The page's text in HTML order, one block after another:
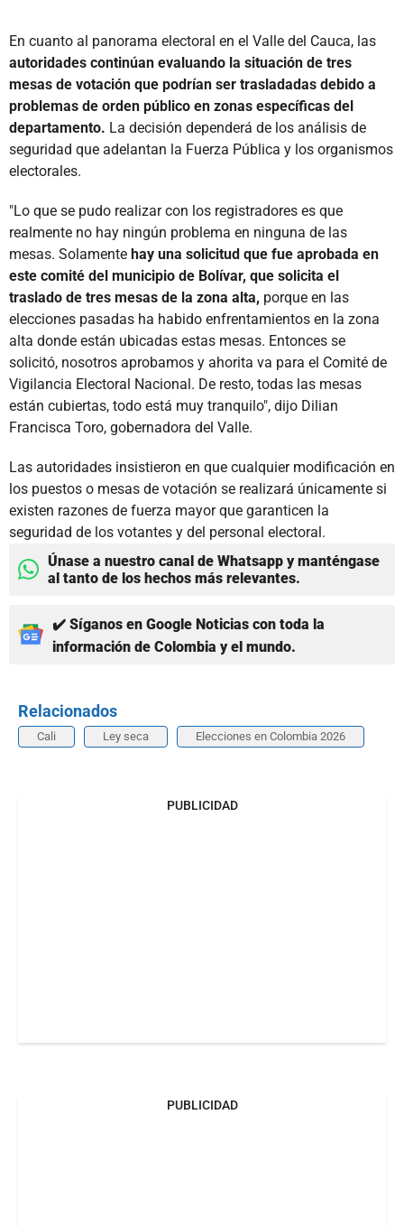
En cuanto al panorama electoral en el Valle del Cauca, las
autoridades continúan evaluando la situación de tres
mesas de votación que podrían ser trasladadas debido a
problemas de orden público en zonas específicas del
departamento. La decisión dependerá de los análisis de
seguridad que adelantan la Fuerza Pública y los organismos
electorales.
"Lo que se pudo realizar con los registradores es que
realmente no hay ningún problema en ninguna de las
mesas. Solamente hay una solicitud que fue aprobada en
este comité del municipio de Bolívar, que solicita el
traslado de tres mesas de la zona alta, porque en las
elecciones pasadas ha habido enfrentamientos en la zona
alta donde están ubicadas estas mesas. Entonces se
solicitó, nosotros aprobamos y ahorita va para el Comité de
Vigilancia Electoral Nacional. De resto, todas las mesas
están cubiertas, todo está muy tranquilo", dijo Dilian
Francisca Toro, gobernadora del Valle.
Las autoridades insistieron en que cualquier modificación en
los puestos o mesas de votación se realizará únicamente si
existen razones de fuerza mayor que garanticen la
seguridad de los votantes y del personal electoral.
Únase a nuestro canal de Whatsapp y manténgase
al tanto de los hechos más relevantes.
✔️ Síganos en Google Noticias con toda la
información de Colombia y el mundo.
Relacionados
Cali Ley seca Elecciones en Colombia 2026
PUBLICIDAD
PUBLICIDAD